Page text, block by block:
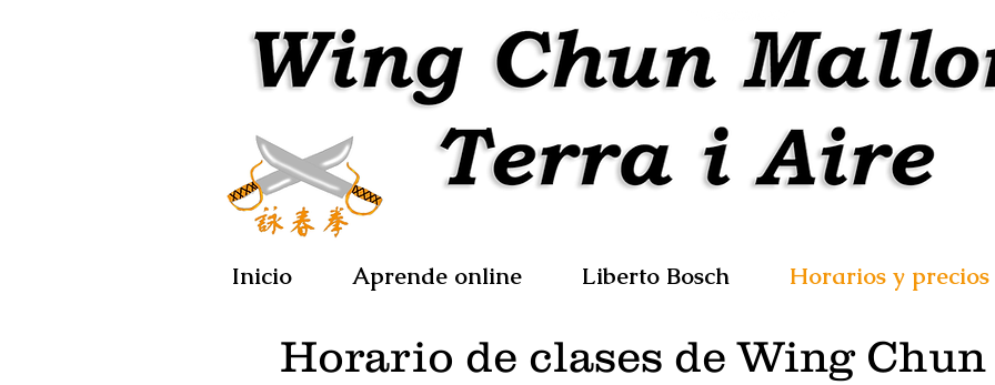
Inicio Aprende online Liberto Bosch Horarios y precios
Horario de clases de Wing Chun